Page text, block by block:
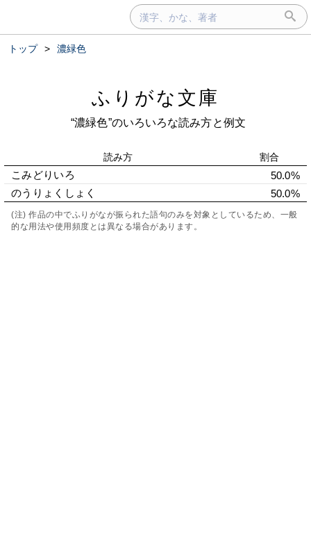
トップ > 濃緑色
ふりがな文庫
“濃緑色”のいろいろな読み方と例文
読み方 割合
こみどりいろ
50.0%
のうりょくしょく
50.0%
(注) 作品の中でふりがなが振られた語句のみを対象としているため、一般
的な用法や使用頻度とは異なる場合があります。